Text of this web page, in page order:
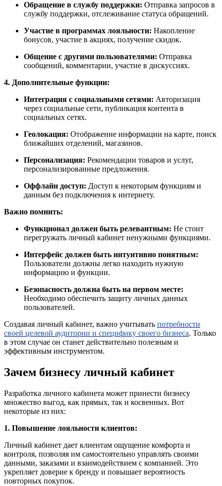
Обращение в службу поддержки: Отправка запросов в
службу поддержки, отслеживание статуса обращений.
Участие в программах лояльности: Накопление
бонусов, участие в акциях, получение скидок.
Общение с другими пользователями: Отправка
сообщений, комментарии, участие в дискуссиях.
4. Дополнительные функции:
Интеграция с социальными сетями: Авторизация
через социальные сети, публикация контента в
социальных сетях.
Геолокация: Отображение информации на карте, поиск
ближайших отделений, магазинов.
Персонализация: Рекомендации товаров и услуг,
персонализированные предложения.
Оффлайн доступ: Доступ к некоторым функциям и
данным без подключения к интернету.
Важно помнить:
Функционал должен быть релевантным: Не стоит
перегружать личный кабинет ненужными функциями.
Интерфейс должен быть интуитивно понятным:
Пользователи должны легко находить нужную
информацию и функции.
Безопасность должна быть на первом месте:
Необходимо обеспечить защиту личных данных
пользователей.
Создавая личный кабинет, важно учитывать потребности
своей целевой аудитории и специфику своего бизнеса. Только
в этом случае он станет действительно полезным и
эффективным инструментом.
Зачем бизнесу личный кабинет
Разработка личного кабинета может принести бизнесу
множество выгод, как прямых, так и косвенных. Вот
некоторые из них:
1. Повышение лояльности клиентов:
Личный кабинет дает клиентам ощущение комфорта и
контроля, позволяя им самостоятельно управлять своими
данными, заказами и взаимодействием с компанией. Это
укрепляет доверие к бренду и повышает вероятность
повторных покупок.